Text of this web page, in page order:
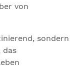
von
sondern
das